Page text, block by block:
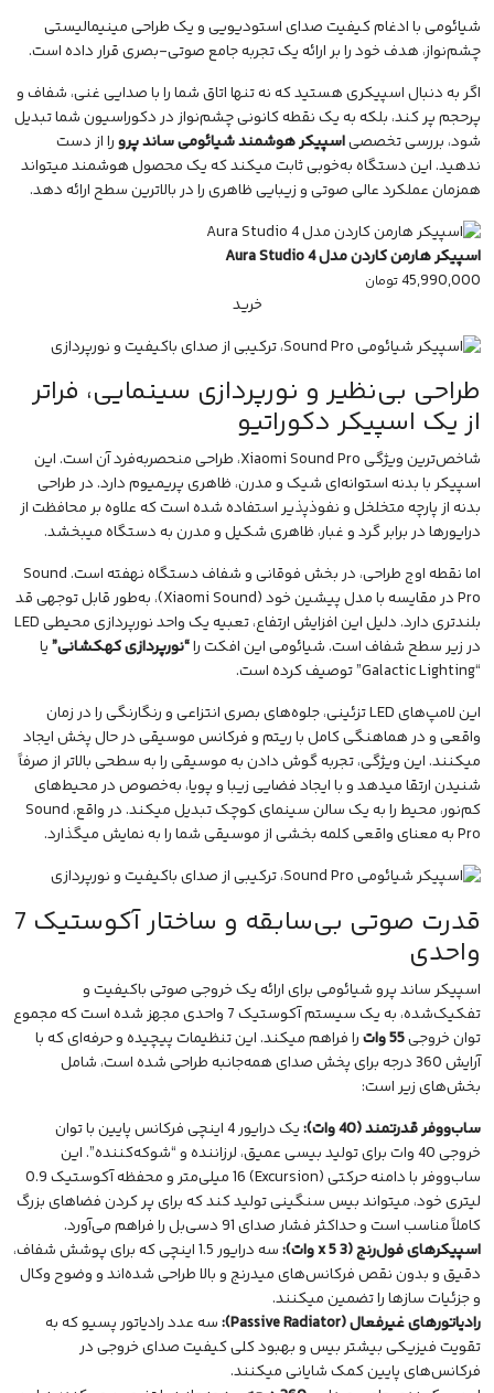
شیائومی با ادغام کیفیت صدای استودیویی و یک طراحی مینیمالیستی
چشم‌نواز، هدف خود را بر ارائه یک تجربه جامع صوتی-بصری قرار داده است.
اگر به دنبال اسپیکری هستید که نه تنها اتاق شما را با صدایی غنی، شفاف و
پرحجم پر کند، بلکه به یک نقطه کانونی چشم‌نواز در دکوراسیون شما تبدیل
شود، بررسی تخصصیاسپیکر هوشمند شیائومی ساند پرورا از دست
ندهید. این دستگاه به‌خوبی ثابت میکند که یک محصول هوشمند میتواند
همزمان عملکرد عالی صوتی و زیبایی ظاهری را در بالاترین سطح ارائه دهد.
اسپیکر هارمن کاردن مدل Aura Studio 4
45,990,000تومان
خرید
طراحی بی‌نظیر و نورپردازی سینمایی، فراتر
از یک اسپیکر دکوراتیو
شاخص‌ترین ویژگی Xiaomi Sound Pro، طراحی منحصربه‌فرد آن است. این
اسپیکر با بدنه استوانه‌ای شیک و مدرن، ظاهری پریمیوم دارد. در طراحی
بدنه از پارچه متخلخل و نفوذپذیر استفاده شده است که علاوه بر محافظت از
درایورها در برابر گرد و غبار، ظاهری شکیل و مدرن به دستگاه میبخشد.
اما نقطه اوج طراحی، در بخش فوقانی و شفاف دستگاه نهفته است. Sound
Pro در مقایسه با مدل پیشین خود (Xiaomi Sound)، به‌طور قابل توجهی قد
بلندتری دارد. دلیل این افزایش ارتفاع، تعبیه یک واحد نورپردازی محیطی LED
در زیر سطح شفاف است. شیائومی این افکت را“نورپردازی کهکشانی”یا
“Galactic Lighting” توصیف کرده است.
این لامپ‌های LED تزئینی، جلوه‌های بصری انتزاعی و رنگارنگی را در زمان
واقعی و در هماهنگی کامل با ریتم و فرکانسموسیقیدر حال پخش ایجاد
میکنند. این ویژگی، تجربه گوش دادن به موسیقی را به سطحی بالاتر از صرفاً
شنیدن ارتقا میدهد و با ایجاد فضایی زیبا و پویا، به‌خصوص در محیط‌های
کم‌نور، محیط را به یک سالن سینمای کوچک تبدیل میکند. در واقع، Sound
Pro به معنای واقعی کلمه بخشی از موسیقی شما را به نمایش میگذارد.
قدرت صوتی بی‌سابقه و ساختار آکوستیک 7
واحدی
اسپیکر ساند پرو شیائومی برای ارائه یک خروجی صوتی باکیفیت و
تفکیک‌شده، به یک سیستم آکوستیک 7 واحدی مجهز شده است که مجموع
توان خروجی55 وات
را فراهم میکند. این تنظیمات پیچیده و حرفه‌ای که با
آرایش 360 درجه برای پخش صدای همه‌جانبه طراحی شده است، شامل
بخش‌های زیر است:
ساب‌ووفر قدرتمند (40 وات):
یک درایور 4 اینچی فرکانس پایین با توان
خروجی 40 وات برای تولید بیسی عمیق، لرزاننده و “شوکه‌کننده”. این
ساب‌ووفر با دامنه حرکتی (Excursion) 16 میلی‌متر و محفظه آکوستیک 0.9
لیتری خود، میتواند بیس سنگینی تولید کند که برای پر کردن فضاهای بزرگ
کاملاً مناسب است و حداکثر فشار صدای 91 دسی‌بل را فراهم می‌آورد.
اسپیکرهای فول‌رنج (3 x 5 وات):
سه درایور 1.5 اینچی که برای پوشش شفاف،
دقیق و بدون نقص فرکانس‌های میدرنج و بالا طراحی شده‌اند و وضوح وکال
و جزئیات سازها را تضمین میکنند.
رادیاتورهای غیرفعال (Passive Radiator):
سه عدد رادیاتور پسیو که به
تقویت فیزیکی بیشتر بیس و بهبود کلی کیفیت صدای خروجی در
فرکانس‌های پایین کمک شایانی میکنند.